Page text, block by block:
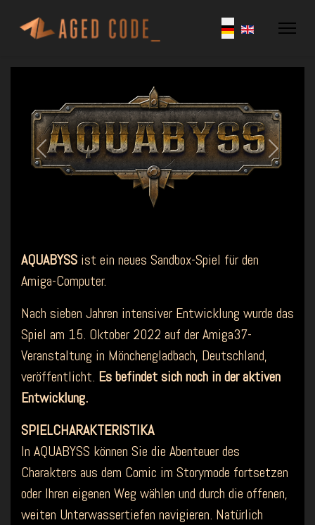
Previous Next
AQUABYSS ist ein neues Sandbox-Spiel für den
Amiga-Computer.
Nach sieben Jahren intensiver Entwicklung wurde das
Spiel am 15. Oktober 2022 auf der Amiga37-
Veranstaltung in Mönchengladbach, Deutschland,
veröffentlicht. Es befindet sich noch in der aktiven
Entwicklung.
SPIELCHARAKTERISTIKA
In AQUABYSS können Sie die Abenteuer des
Charakters aus dem Comic im Storymode fortsetzen
oder Ihren eigenen Weg wählen und durch die offenen,
weiten Unterwassertiefen navigieren. Natürlich